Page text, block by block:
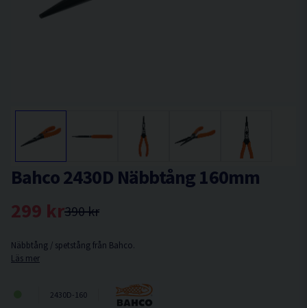
Bahco 2430D Näbbtång 160mm
390 kr
299 kr
Näbbtång / spetstång från Bahco.
Läs mer
2430D-160